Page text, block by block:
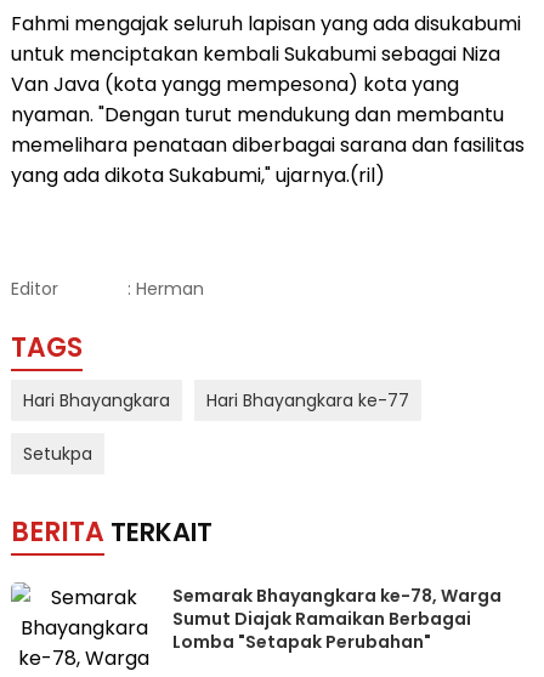
Fahmi mengajak seluruh lapisan yang ada disukabumi
untuk menciptakan kembali Sukabumi sebagai Niza
Van Java (kota yangg mempesona) kota yang
nyaman. "Dengan turut mendukung dan membantu
memelihara penataan diberbagai sarana dan fasilitas
yang ada dikota Sukabumi," ujarnya.(ril)
Editor : Herman
TAGS
Hari Bhayangkara Hari Bhayangkara ke-77
Setukpa
BERITA TERKAIT
Semarak Bhayangkara ke-78, Warga
Sumut Diajak Ramaikan Berbagai
Lomba "Setapak Perubahan"